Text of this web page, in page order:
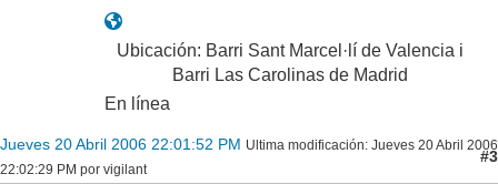
Ubicación: Barri Sant Marcel·lí de Valencia i
Barri Las Carolinas de Madrid
En línea
Jueves 20 Abril 2006 22:01:52 PM Ultima modificación: Jueves 20 Abril 2006
22:02:29 PM por vigilant
#3